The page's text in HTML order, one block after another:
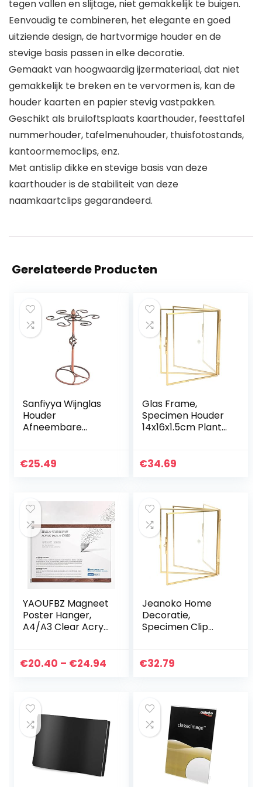
tegen vallen en slijtage, niet gemakkelijk te buigen.
Eenvoudig te combineren, het elegante en goed
uitziende design, de hartvormige houder en de
stevige basis passen in elke decoratie.
Gemaakt van hoogwaardig ijzermateriaal, dat niet
gemakkelijk te breken en te vervormen is, kan de
houder kaarten en papier stevig vastpakken.
Geschikt als bruiloftsplaats kaarthouder, feesttafel
nummerhouder, tafelmenuhouder, thuisfotostands,
kantoormemoclips, enz.
Met antislip dikke en stevige basis van deze
kaarthouder is de stabiliteit van deze
naamkaartclips gegarandeerd.
Gerelateerde Producten
Sanfiyya Wijnglas
Houder
Afneembare
Display Rack
€25.49
Glas Frame,
Specimen Houder
14x16x1.5cm Plant
Slaapkamer
€34.69
YAOUFBZ Magneet
Poster Hanger,
A4/A3 Clear Acryl
Frames, Muur
€20.40 – €24.94
through
€24.94
Jeanoko Home
Decoratie,
Specimen Clip
Clip 14x16x1.5cm
€32.79